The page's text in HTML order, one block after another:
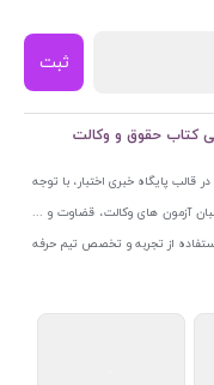
ثبت
کتاب حقوق و وکالت
پایگاه خبری اختبار، با توجه
آزمون های وکالت، قضاوت و ...
استفاده از تجربه و تخصص تیم حرفه
این منظور با راه اندازی و تجهیز